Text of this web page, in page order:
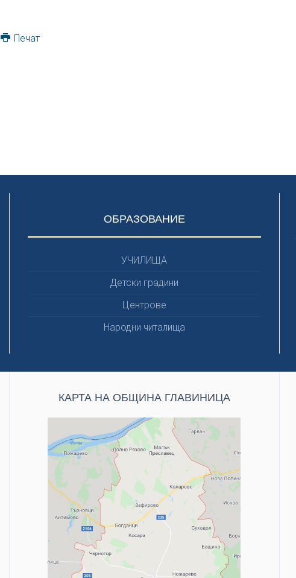
Печат
ОБРАЗОВАНИЕ
УЧИЛИЩА
Детски градини
Центрове
Народни читалища
КАРТА НА ОБЩИНА ГЛАВИНИЦА